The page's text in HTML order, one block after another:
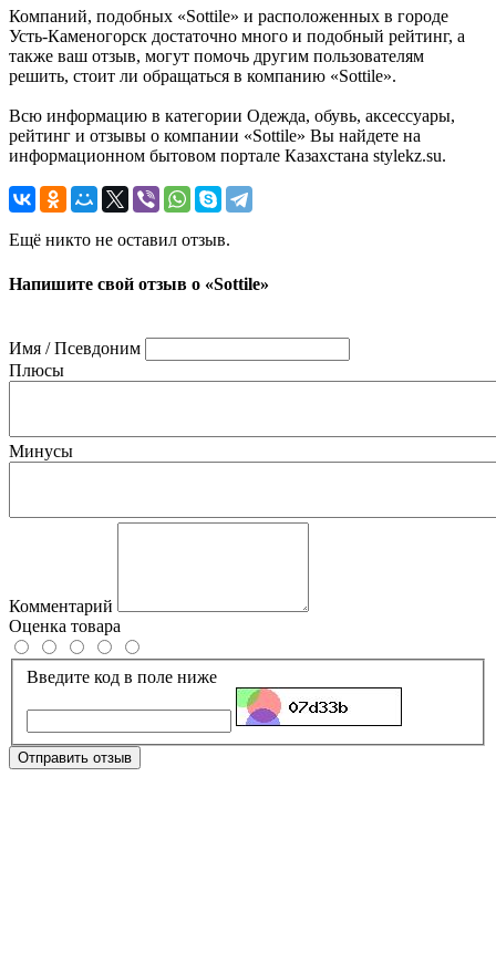
Компаний, подобных «Sottile» и расположенных в городе
Усть-Каменогорск достаточно много и подобный рейтинг, а
также ваш отзыв, могут помочь другим пользователям
решить, стоит ли обращаться в компанию «Sottile».
Всю информацию в категории Одежда, обувь, аксессуары,
рейтинг и отзывы о компании «Sottile» Вы найдете на
информационном бытовом портале Казахстана stylekz.su.
Ещё никто не оставил отзыв.
Напишите свой отзыв о «Sottile»
Имя / Псевдоним
Плюсы
Минусы
Комментарий
Оценка товара
Введите код в поле ниже
Отправить отзыв